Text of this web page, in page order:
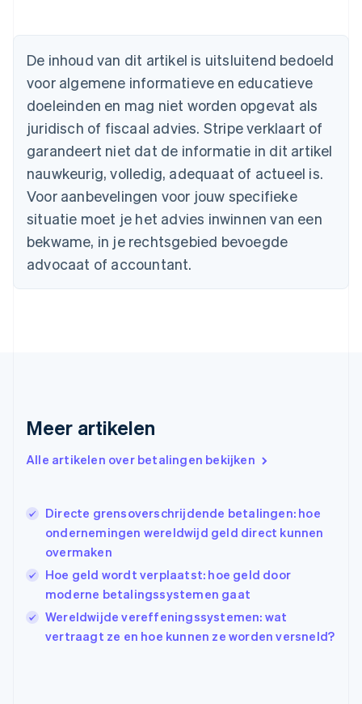
De inhoud van dit artikel is uitsluitend bedoeld
voor algemene informatieve en educatieve
doeleinden en mag niet worden opgevat als
juridisch of fiscaal advies. Stripe verklaart of
garandeert niet dat de informatie in dit artikel
nauwkeurig, volledig, adequaat of actueel is.
Voor aanbevelingen voor jouw specifieke
situatie moet je het advies inwinnen van een
bekwame, in je rechtsgebied bevoegde
advocaat of accountant.
Meer artikelen
Alle artikelen over betalingen bekijken
Directe grensoverschrijdende betalingen: hoe
ondernemingen wereldwijd geld direct kunnen
overmaken
Hoe geld wordt verplaatst: hoe geld door
moderne betalingssystemen gaat
Wereldwijde vereffeningssystemen: wat
vertraagt ze en hoe kunnen ze worden versneld?
English
Nederlands Français DeutschEnglish
Brazilië
Português
Bulgarije
English
Canada
Cyprus
English
Denemarken
English
Duitsland
DeutschEnglish
English
English
English
Ierland
English
English
Italië
ItalianoEnglish
日本語English
Kroatië